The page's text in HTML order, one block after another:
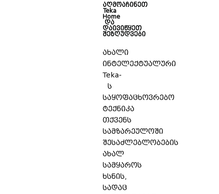
აღმოაჩინეთ
Teka
Home
და
დაივიწყეთ
შეზღუდვები
ახალი
ინტელექტუალური
Teka-
ს
საყოფაცხოვრებო
ტექნიკა
თქვენს
სამზარეულოში
შესაძლებლობების
ახალ
სამყაროს
ხსნის,
სადაც